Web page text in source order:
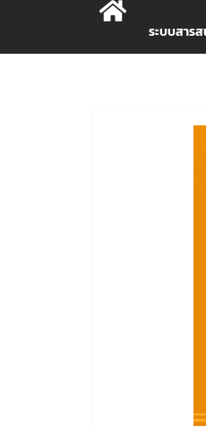
ระบบสาร